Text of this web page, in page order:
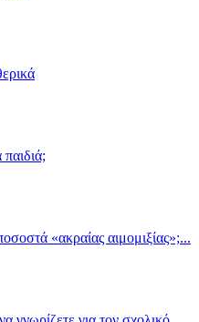
«ακραίας αιμομιξίας»;...